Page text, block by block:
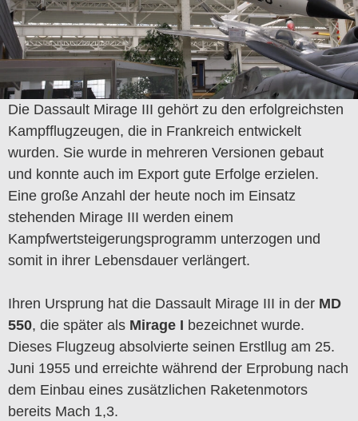
Die Dassault Mirage III gehört zu den erfolgreichsten
Kampfflugzeugen, die in Frankreich entwickelt
wurden. Sie wurde in mehreren Versionen gebaut
und konnte auch im Export gute Erfolge erzielen.
Eine große Anzahl der heute noch im Einsatz
stehenden Mirage III werden einem
Kampfwertsteigerungsprogramm unterzogen und
somit in ihrer Lebensdauer verlängert.
Ihren Ursprung hat die Dassault Mirage III in der MD
550, die später als Mirage I bezeichnet wurde.
Dieses Flugzeug absolvierte seinen Erstllug am 25.
Juni 1955 und erreichte während der Erprobung nach
dem Einbau eines zusätzlichen Raketenmotors
bereits Mach 1,3.